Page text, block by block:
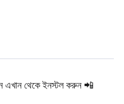
এখান থেকে ইনস্টল করুন 📲